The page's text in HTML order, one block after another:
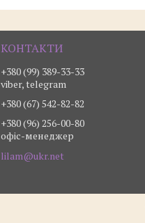
+380 (99) 389-33-33
viber, telegram
+380 (67) 542-82-82
+380 (96) 256-00-80
офіс-менеджер
lilam@ukr.net